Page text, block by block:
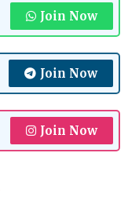
Join Now
Join Now
Join Now